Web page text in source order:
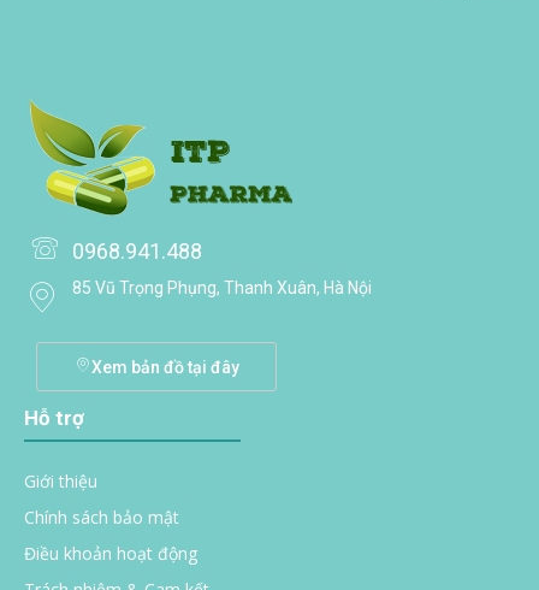
0968.941.488
85 Vũ Trọng Phụng, Thanh Xuân, Hà Nội
Xem bản đồ tại đây
Hỗ trợ
Giới thiệu
Chính sách bảo mật
Điều khoản hoạt động